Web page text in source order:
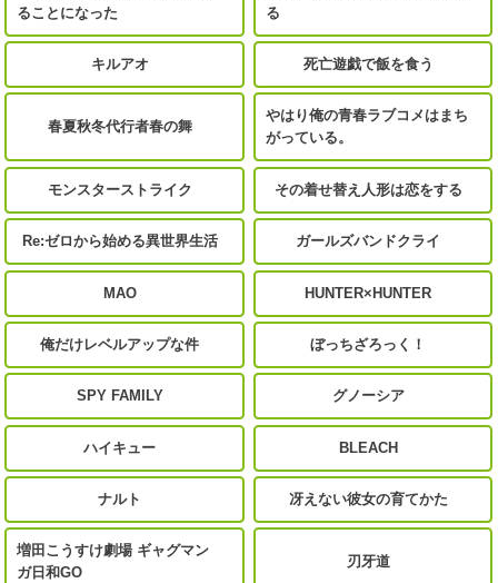
ることになった
る
キルアオ 死亡遊戯で飯を食う
春夏秋冬代行者春の舞
やはり俺の青春ラブコメはまち
がっている。
モンスターストライク その着せ替え人形は恋をする
Re:ゼロから始める異世界生活 ガールズバンドクライ
MAO HUNTER×HUNTER
俺だけレベルアップな件 ぼっちざろっく！
SPY FAMILY グノーシア
ハイキュー BLEACH
ナルト 冴えない彼女の育てかた
増田こうすけ劇場 ギャグマン
ガ日和GO
刃牙道